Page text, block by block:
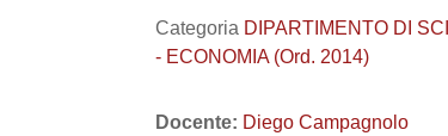
Categoria DIPARTIMENTO DI
- ECONOMIA (Ord. 2014)
Docente: Diego Campagnolo